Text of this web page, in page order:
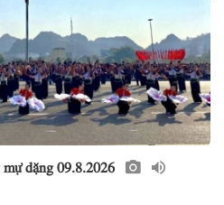
dặng 09.8.2026